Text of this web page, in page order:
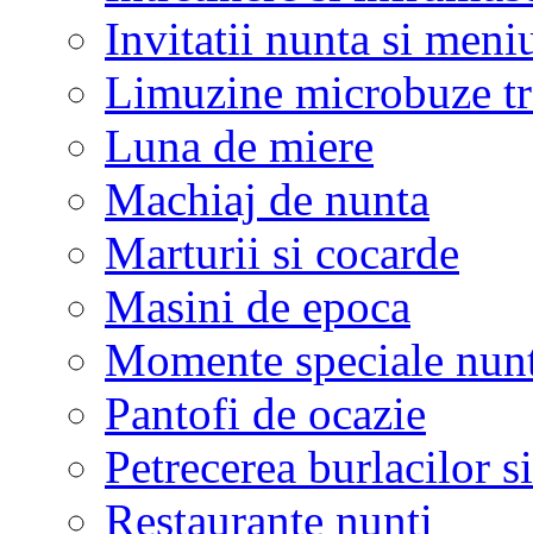
Invitatii nunta si
Limuzine microbuze
Luna de miere
Machiaj de nunta
Marturii si cocarde
Masini de epoca
Momente speciale
Pantofi de ocazie
Petrecerea burlacilor
Restaurante nunti